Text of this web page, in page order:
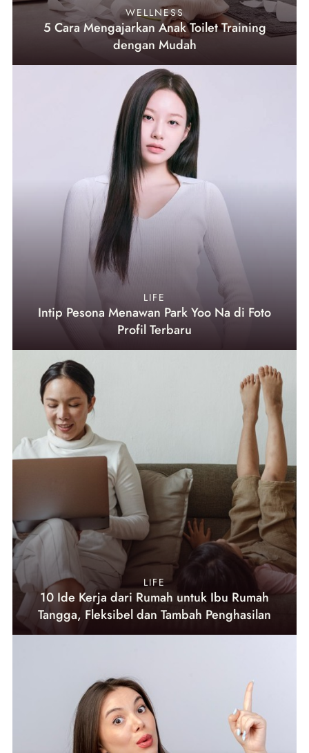
WELLNESS
5 Cara Mengajarkan Anak Toilet Training
dengan Mudah
LIFE
Intip Pesona Menawan Park Yoo Na di Foto
Profil Terbaru
LIFE
10 Ide Kerja dari Rumah untuk Ibu Rumah
Tangga, Fleksibel dan Tambah Penghasilan